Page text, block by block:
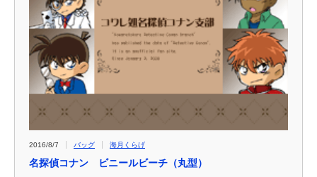
2016/8/7 バッグ 海月くらげ
名探偵コナン ビニールビーチ（丸型）